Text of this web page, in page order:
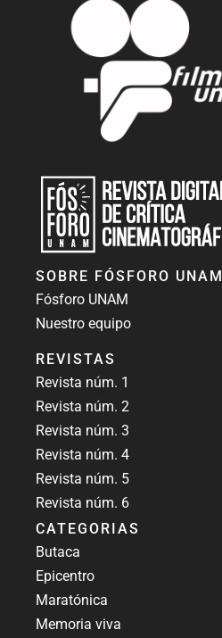
Revista Fósforo UNAM
SOBRE FÓSFORO UNAM
Fósforo UNAM
Nuestro equipo
REVISTAS
Revista núm. 1
Revista núm. 2
Revista núm. 3
Revista núm. 4
Revista núm. 5
Revista núm. 6
CATEGORIAS
Butaca
Epicentro
Maratónica
Memoria viva